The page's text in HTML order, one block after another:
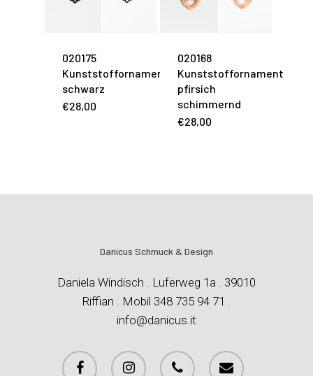
020175
Kunststoffornament
schwarz
€28,00
020168
Kunststoffornament
pfirsich
schimmernd
€28,00
Danicus Schmuck & Design
Daniela Windisch . Luferweg 1a . 39010
Riffian . Mobil 348 735 94 71 .
info@danicus.it